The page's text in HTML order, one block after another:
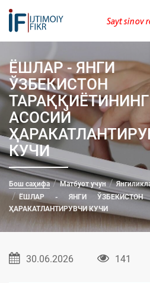
Sayt sinov
ЁШЛАР - ЯНГИ
ЎЗБЕКИСТОН
ТАРАҚҚИЁТИНИНГ
АСОСИЙ
КУЧИ
Бош саҳифа Матбуот учун
ЁШЛАР - ЯНГИ ЎЗБЕКИСТОН
ҲАРАКАТЛАНТИРУВЧИ КУЧИ
30.06.2026 141